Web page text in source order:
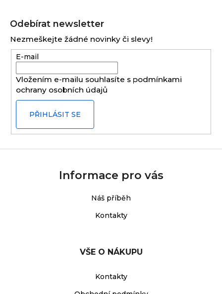
Odebírat newsletter
Nezmeškejte žádné novinky či slevy!
E-mail
Vložením e-mailu souhlasíte s podmínkami
ochrany osobních údajů
PŘIHLÁSIT SE
Informace pro vás
Náš příběh
Kontakty
VŠE O NÁKUPU
Kontakty